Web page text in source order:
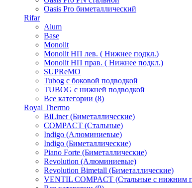
Oasis Pro биметаллический
Rifar
Alum
Base
Monolit
Monolit НП лев. ( Нижнее подкл.)
Monolit НП прав. ( Нижнее подкл.)
SUPReMO
Tubog с боковой подводкой
TUBOG с нижней подводкой
Все категории (8)
Royal Thermo
BiLiner (Биметаллические)
COMPACT (Стальные)
Indigo (Алюминиевые)
Indigo (Биметаллические)
Piano Forte (Биметаллические)
Revolution (Алюминиевые)
Revolution Bimetall (Биметаллические)
VENTIL COMPACT (Стальные с нижним